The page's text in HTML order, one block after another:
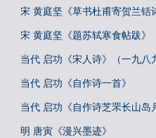
宋 黄庭坚《草书杜甫寄贺兰铦
宋 黄庭坚《题苏轼寒食帖跋》
当代 启功《宋人诗》（一九八
当代 启功《自作诗一首》
当代 启功《自作诗芝罘长山岛
明 唐寅《漫兴墨迹》